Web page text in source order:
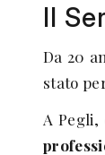
Il
Da 20
stato
A